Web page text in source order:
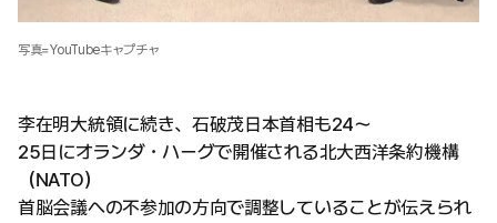
写真=YouTubeキャプチャ
李在明大統領に続き、石破茂日本首相も24～
25日にオランダ・ハーグで開催される北大西洋条約機構
（NATO）
首脳会議への不参加の方向で調整していることが伝えられ